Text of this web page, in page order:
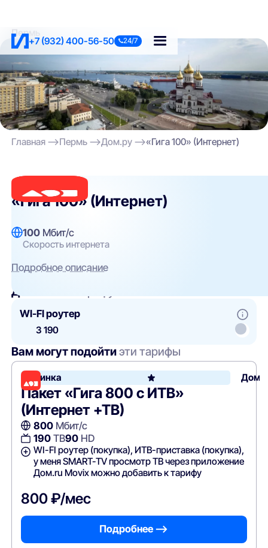
+7 (932) 400-56-50 24/7
Пермь
Главная Пермь Дом.ру «Гига 100» (Интернет)
Дом.ру
«Гига 100» (Интернет)
100 Мбит/с
Скорость интернета
Подробное описание
Добавить
WI-FI роутер
3 190
Вам могут подойтиэти тарифы
Новинка
Пакет «Гига 800 с ИТВ»
(Интернет +ТВ)
800Мбит/с
190ТВ90HD
WI-FI роутер (покупка), ИТВ-приставка (покупка),
у меня SMART-TV просмотр ТВ через приложение
Дом.ru Movix можно добавить к тарифу
800 ₽/мес
Подробнее —>